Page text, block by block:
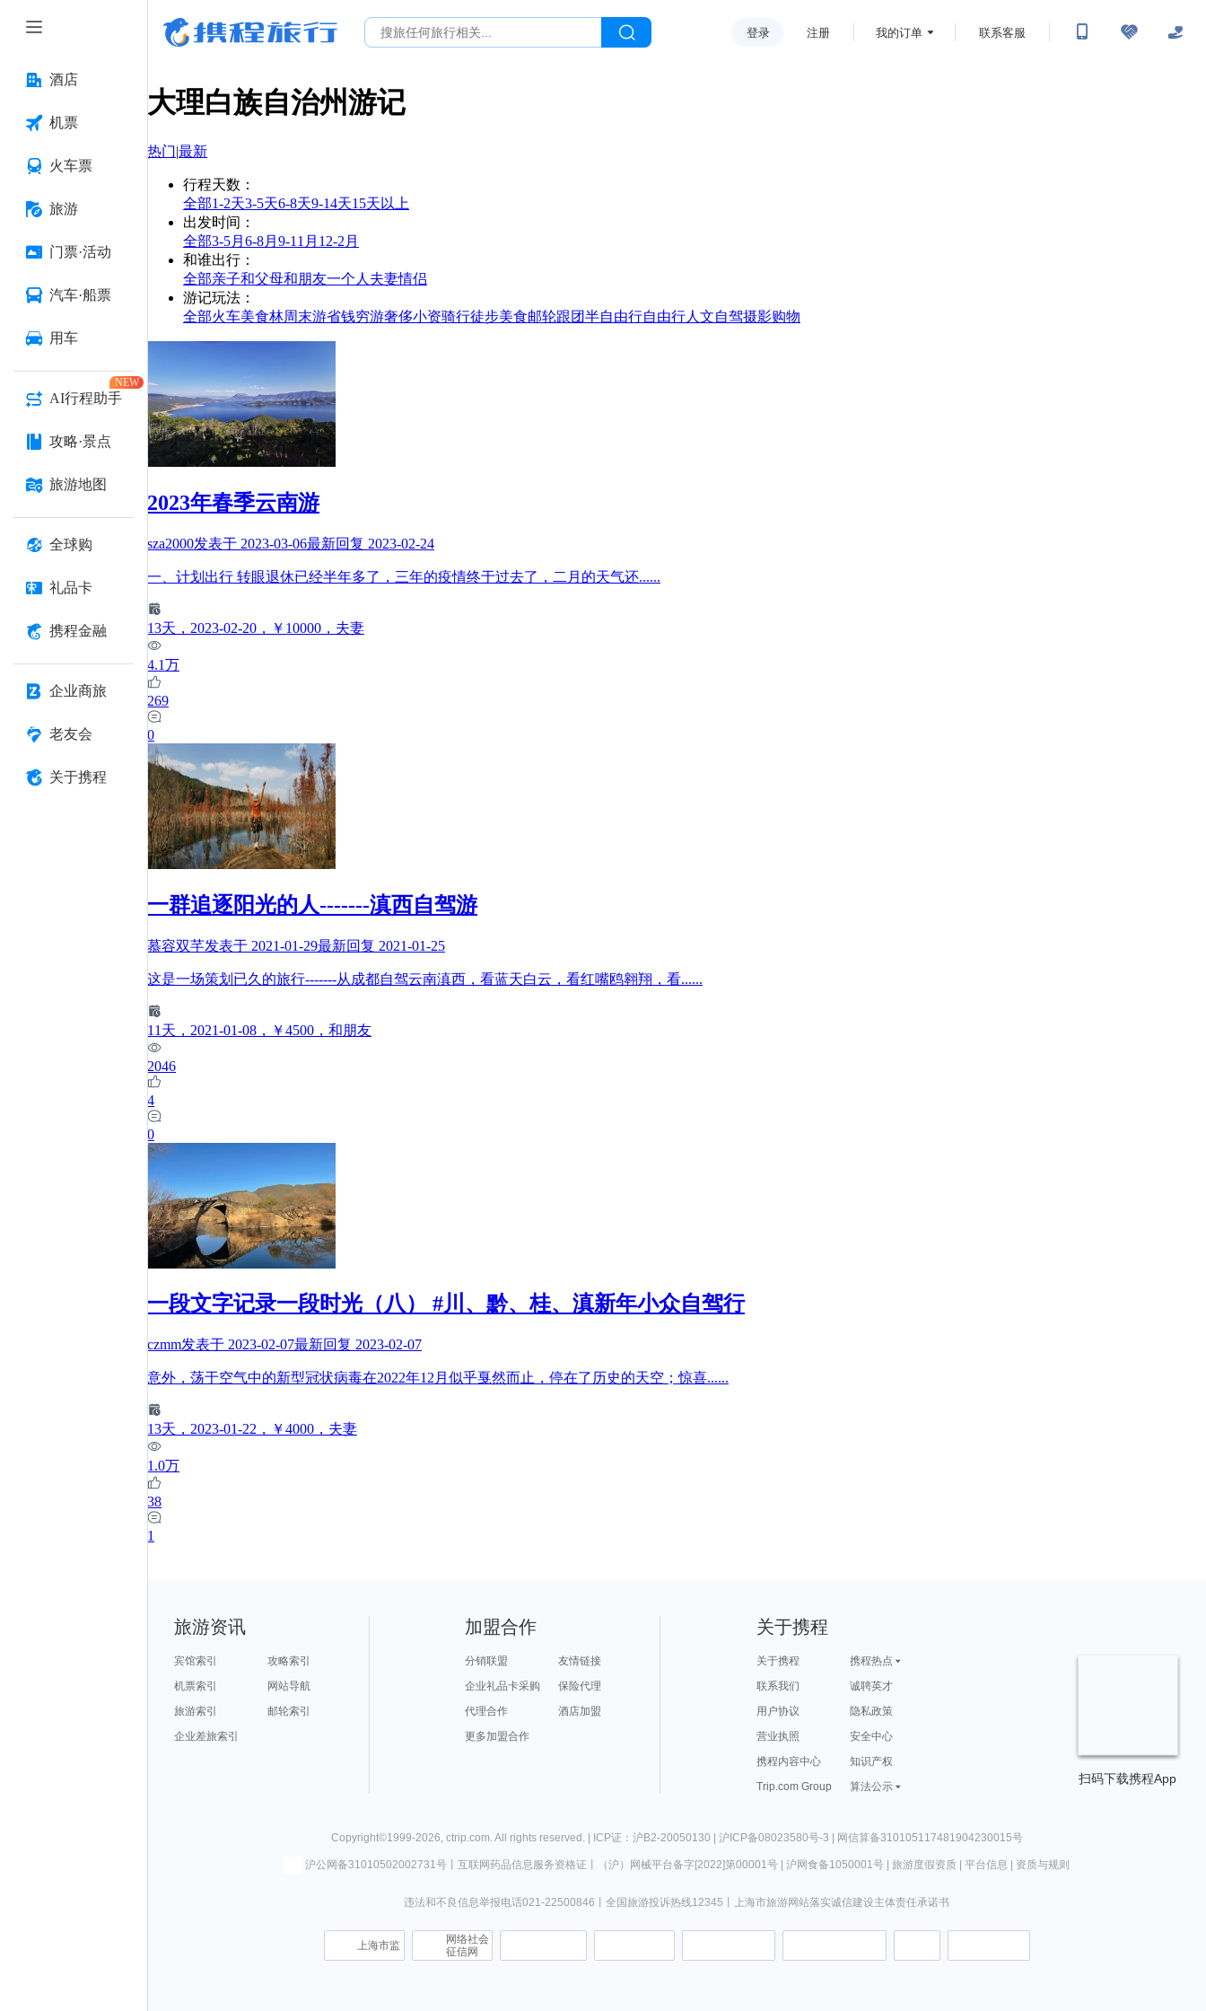
酒店
机票
火车票
旅游
门票·活动
汽车·船票
用车
AI行程助手
NEW
攻略·景点
旅游地图
全球购
礼品卡
携程金融
企业商旅
老友会
关于携程
登录 注册 我的订单 联系客服
大理白族自治州游记
热门|最新
行程天数 ：
全部1-2天3-5天6-8天9-14天15天以上
出发时间 ：
全部3-5月 6-8月 9-11月 12-2月
和谁出行 ：
全部亲子和父母和朋友一个人 夫妻情侣
游记玩法 ：
全部火车美食林周末游省钱穷游奢侈小资骑行徒步美食邮轮跟团半自由行自由行人文自驾摄影购物
2023年春季云南游
sza2000发表于 2023-03-06最新回复 2023-02-24
一、计划出行 转眼退休已经半年多了，三年的疫情终于过去了，二月的天气还......
13天 ，2023-02-20 ，￥10000 ，夫妻
4.1万
269
0
一群追逐阳光的人-------滇西自驾游
慕容双芊发表于 2021-01-29最新回复 2021-01-25
这是一场策划已久的旅行-------从成都自驾云南滇西，看蓝天白云，看红嘴鸥翱翔，看......
11 天 ，2021-01-08 ，￥4500 ，和朋友
2046
4
0
一段文字记录一段时光（八） #川、黔、桂、滇新年小众自驾行
czmm发表于 2023-02-07最新回复 2023-02-07
意外，荡于空气中的新型冠状病毒在2022年12月似乎戛然而止，停在了历史的天空；惊喜......
13天 ，2023-01-22 ，￥4000 ，夫妻
1.0万
38
1
旅游资讯
宾馆索引
攻略索引
机票索引
网站导航
旅游索引
邮轮索引
企业差旅索引
加盟合作
分销联盟
友情链接
企业礼品卡采购
保险代理
代理合作
酒店加盟
更多加盟合作
关于携程
关于携程
携程热点
联系我们
诚聘英才
用户协议
隐私政策
营业执照
安全中心
携程内容中心
知识产权
Trip.com Group
算法公示
扫码下载携程App
Copyright©1999-2026, ctrip.com. All rights reserved. | ICP证：沪B2-20050130 | 沪ICP备08023580号-3 | 网信算备310105117481904230015号
沪公网备31010502002731号丨 互联网药品信息服务资格证 （沪）网械平台备字[2022]第00001号| 沪网食备1050001号| 旅游度假资质| 平台信息 资质与规则
违法和不良信息举报电话021-22500846丨全国旅游投诉热线12345丨 上海市旅游网站落实诚信建设主体责任承诺书
上海市监
网络社会
征信网